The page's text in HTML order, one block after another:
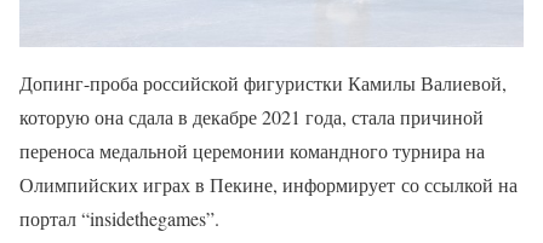
Допинг-проба российской фигуристки Камилы Валиевой,
которую она сдала в декабре 2021 года, стала причиной
переноса медальной церемонии командного турнира на
Олимпийских играх в Пекине, информирует со ссылкой на
портал “insidethegames”.